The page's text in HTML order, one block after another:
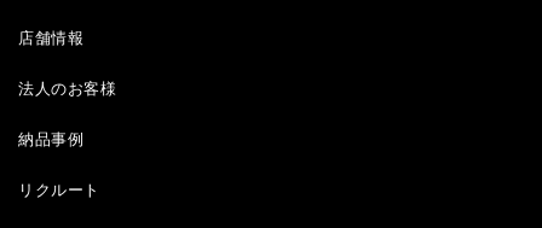
店舗情報
法人のお客様
納品事例
リクルート